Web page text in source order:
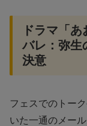
ドラマ「
バレ：弥生
決意
フェスでのトー
いた一通のメール